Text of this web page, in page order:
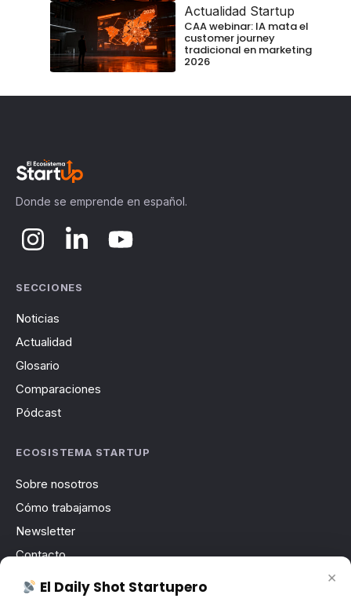
Actualidad Startup
CAA webinar: IA mata el
customer journey
tradicional en marketing
2026
Donde se emprende en español.
SECCIONES
Noticias
Actualidad
Glosario
Comparaciones
Pódcast
ECOSISTEMA STARTUP
Sobre nosotros
Cómo trabajamos
Newsletter
Contacto
Publicidad
×
El Daily Shot Startupero